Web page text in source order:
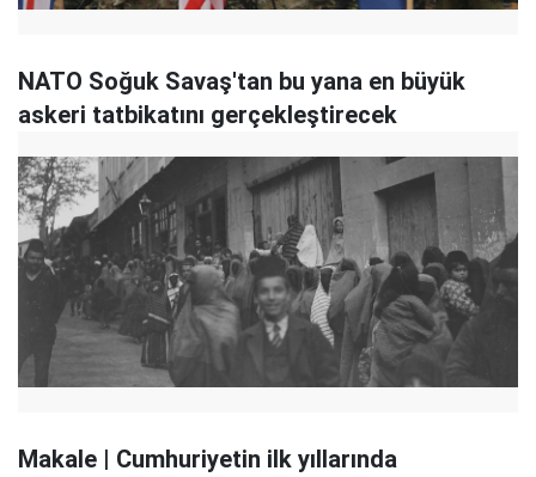
NATO Soğuk Savaş'tan bu yana en büyük
askeri tatbikatını gerçekleştirecek
Makale | Cumhuriyetin ilk yıllarında